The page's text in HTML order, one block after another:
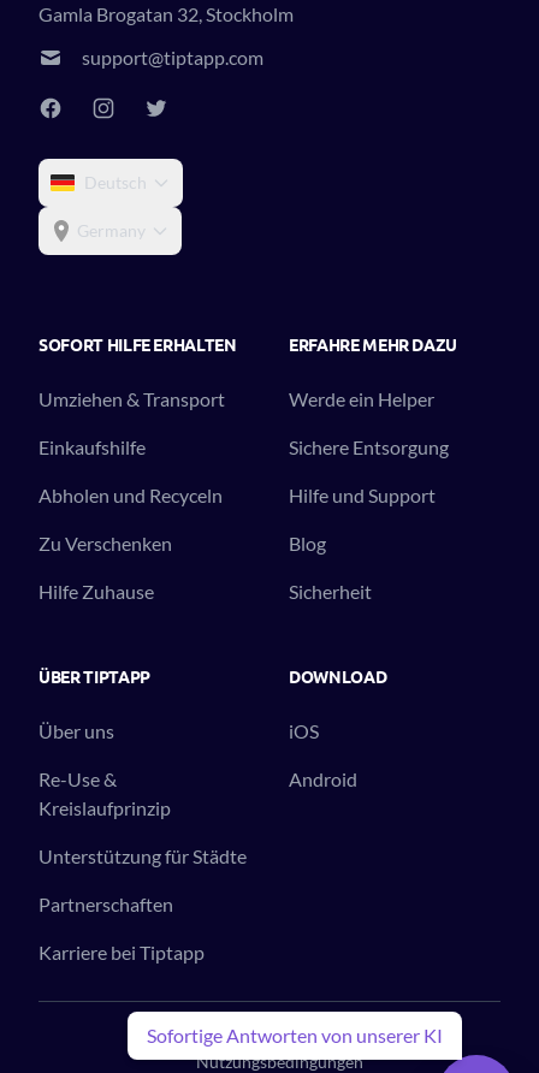
Gamla Brogatan 32, Stockholm
support@tiptapp.com
Deutsch
Germany
SOFORT HILFE ERHALTEN
Umziehen & Transport
Einkaufshilfe
Abholen und Recyceln
Zu Verschenken
Hilfe Zuhause
ERFAHRE MEHR DAZU
Werde ein Helper
Sichere Entsorgung
Hilfe und Support
Blog
Sicherheit
ÜBER TIPTAPP
Über uns
Re-Use &
Kreislaufprinzip
Unterstützung für Städte
Partnerschaften
Karriere bei Tiptapp
DOWNLOAD
iOS
Android
© 2023 Tiptapp™. All Rights Reserved.
Nutzungsbedingungen
Sofortige Antworten von unserer KI